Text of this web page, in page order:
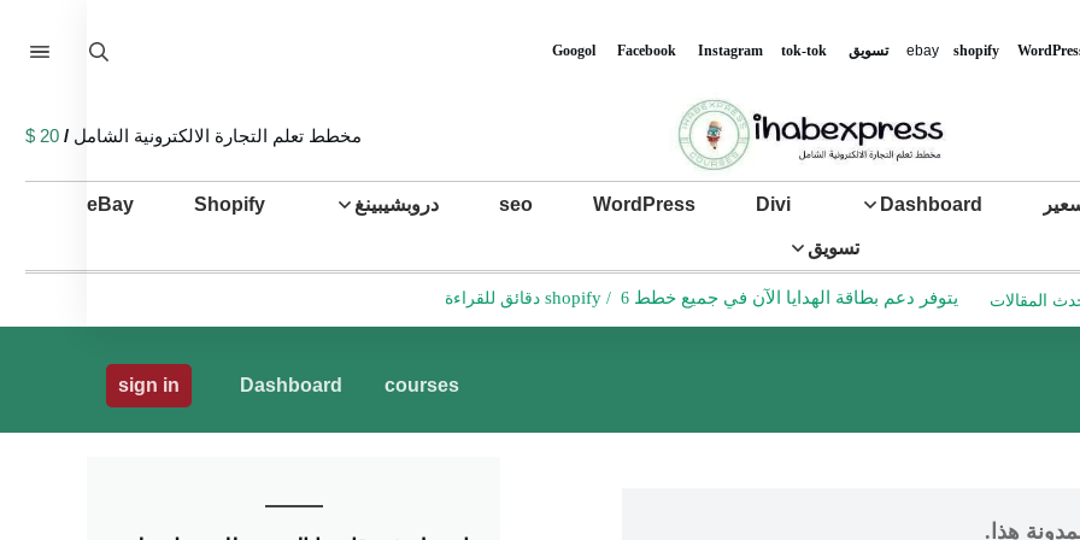
ebay shopify تسويق Googol Facebook Instagram tok-tok
مخطط تعلم التجارة الالكترونية الشامل /
20 $
Dashboard
Divi
WordPress
seo دروبشيبينغ Shopify
eBay
تسويق
المقالات يتوفر دعم بطاقة الهدايا الآن في جميع خطط shopify / 6 دقائق للقراءة
courses
Dashboard
sign in
هذا.